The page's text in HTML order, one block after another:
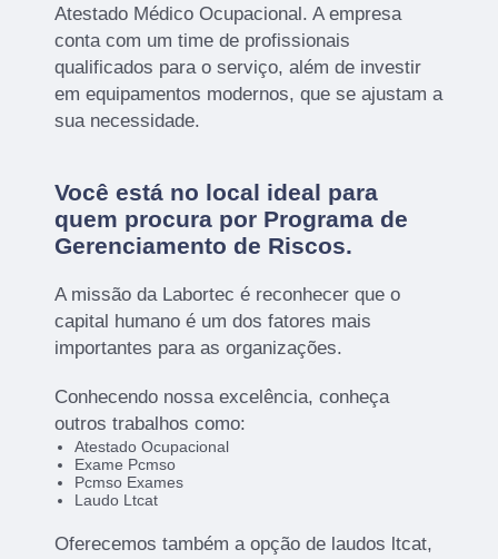
Atestado Médico Ocupacional. A empresa
conta com um time de profissionais
qualificados para o serviço, além de investir
em equipamentos modernos, que se ajustam a
sua necessidade.
Você está no local ideal para
quem procura por Programa de
Gerenciamento de Riscos.
A missão da Labortec é reconhecer que o
capital humano é um dos fatores mais
importantes para as organizações.
Conhecendo nossa excelência, conheça
outros trabalhos como:
Atestado Ocupacional
Exame Pcmso
Pcmso Exames
Laudo Ltcat
Oferecemos também a opção de laudos ltcat,